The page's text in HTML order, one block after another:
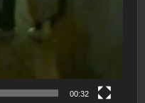
00:32